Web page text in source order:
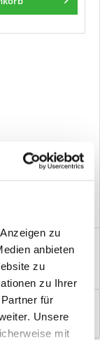
zu
anbieten
zu
zu Ihrer
für
Unsere
mit
und
mehr